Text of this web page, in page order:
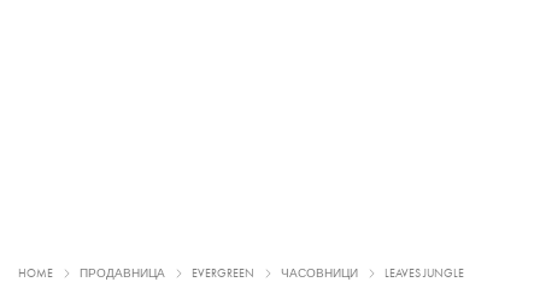
HOME ПРОДАВНИЦА EVERGREEN ЧАСОВНИЦИ LEAVES JUNGLE